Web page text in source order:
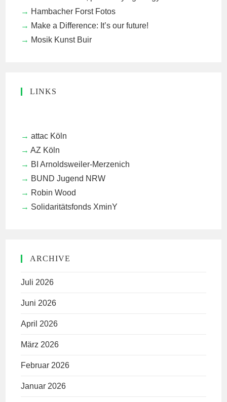
Hambacher Forst Fotos
Make a Difference: It’s our future!
Mosik Kunst Buir
LINKS
attac Köln
AZ Köln
BI Arnoldsweiler-Merzenich
BUND Jugend NRW
Robin Wood
Solidaritätsfonds XminY
ARCHIVE
Juli 2026
Juni 2026
April 2026
März 2026
Februar 2026
Januar 2026